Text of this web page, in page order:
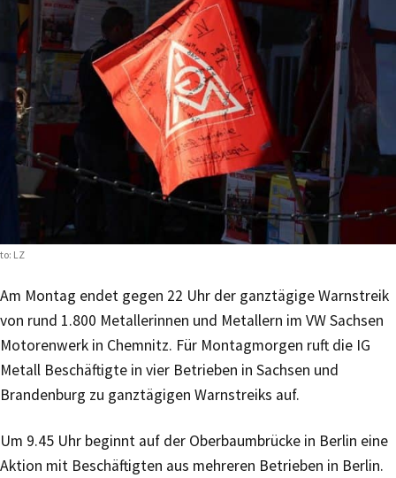
LZ
Am Montag endet gegen 22 Uhr der ganztägige Warnstreik
von rund 1.800 Metallerinnen und Metallern im VW Sachsen
Motorenwerk in Chemnitz. Für Montagmorgen ruft die IG
Metall Beschäftigte in vier Betrieben in Sachsen und
Brandenburg zu ganztägigen Warnstreiks auf.
Um 9.45 Uhr beginnt auf der Oberbaumbrücke in Berlin eine
Aktion mit Beschäftigten aus mehreren Betrieben in Berlin.